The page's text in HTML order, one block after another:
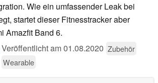
Wie ein umfassender Leak bei
startet dieser Fitnesstracker aber
Amazfit Band 6.
Veröffentlicht am01.08.2020 Zubehör
Wearable